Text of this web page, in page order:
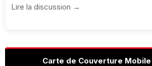
Lire la discussion →
Carte de Couverture Mobile